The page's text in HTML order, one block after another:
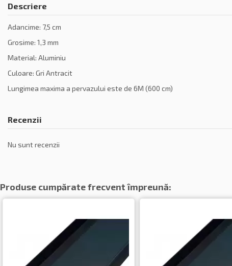
Descriere
Adancime: 7,5 cm
Grosime: 1,3 mm
Material: Aluminiu
Culoare: Gri Antracit
Lungimea maxima a pervazului este de 6M (600 cm)
Recenzii
Nu sunt recenzii
Produse cumpărate frecvent împreună: